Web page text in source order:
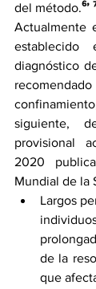
del método.⁶’
Actualmente
establecido
diagnóstico
siguiente,
provisional
2020
Mundial de la
Largos
de la
que